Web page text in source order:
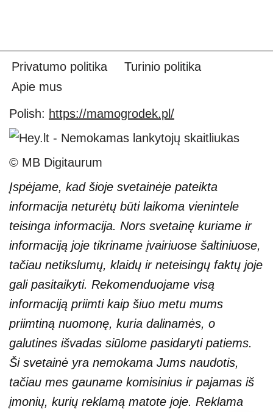
Privatumo politika
Turinio politika
Apie mus
Polish: https://mamogrodek.pl/
© MB Digitaurum
Įspėjame, kad šioje svetainėje pateikta
informacija neturėtų būti laikoma vienintele
teisinga informacija. Nors svetainę kuriame ir
informaciją joje tikriname įvairiuose šaltiniuose,
tačiau netikslumų, klaidų ir neteisingų faktų joje
gali pasitaikyti. Rekomenduojame visą
informaciją priimti kaip šiuo metu mums
priimtiną nuomonę, kuria dalinamės, o
galutines išvadas siūlome pasidaryti patiems.
Ši svetainė yra nemokama Jums naudotis,
tačiau mes gauname komisinius ir pajamas iš
įmonių, kurių reklamą matote joje. Reklama